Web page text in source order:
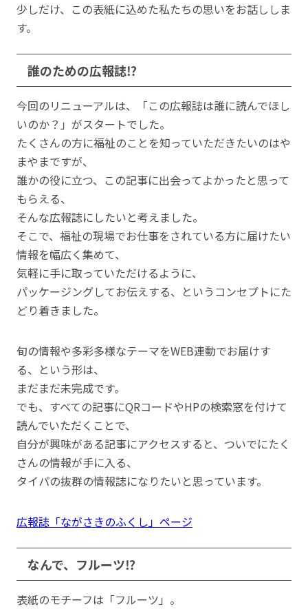
少しだけ、この表紙に込めた私たちの思いをお話ししま
す。
誰のための広報誌⁉
今回のリニューアルは、「この広報誌は誰に読んでほし
いのか？」がスタートでした。
たくさんの方に福祉のことを知っていただきたいのはや
まやまですが、
誰かの役に立つ、この記事に出会ってよかったと思って
もらえる、
そんな広報誌にしたいと考えました。
そこで、福祉の現場でお仕事をされている方に届けたい
情報を幅広く集めて、
気軽に手に取っていただけるように、
パッケージングしてお伝えする、というコンセプトにた
どり着きました。
旬の情報や多彩多様なテーマをWEB連動でお届けす
る、という形は、
まだまだ未完成です。
でも、すべての記事にQRコードやHPの検索窓を付けて
読んでいただくことで、
自分が興味がある記事にアクセスすると、ついでにたく
さんの情報が手に入る、
タイパの抜群の情報誌になりたいと思っています。
広報誌「ながさきのふくし」ページ
なんで、フルーツ⁉
表紙のモチーフは「フルーツ」。